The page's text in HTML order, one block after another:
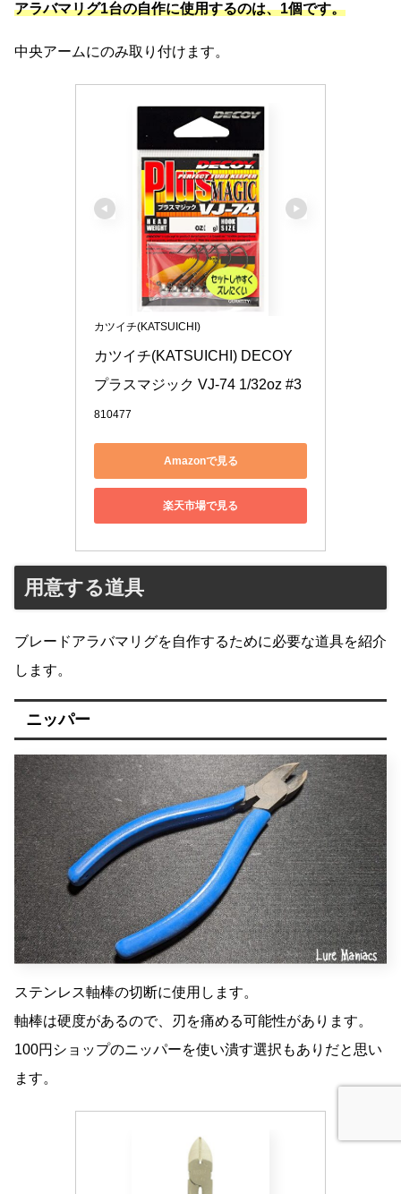
アラバマリグ1台の自作に使用するのは、1個です。
中央アームにのみ取り付けます。
カツイチ(KATSUICHI)
カツイチ(KATSUICHI) DECOY
プラスマジック VJ-74 1/32oz #3
810477
Amazonで見る
楽天市場で見る
用意する道具
ブレードアラバマリグを自作するために必要な道具を紹介
します。
ニッパー
ステンレス軸棒の切断に使用します。
軸棒は硬度があるので、刃を痛める可能性があります。
100円ショップのニッパーを使い潰す選択もありだと思い
ます。